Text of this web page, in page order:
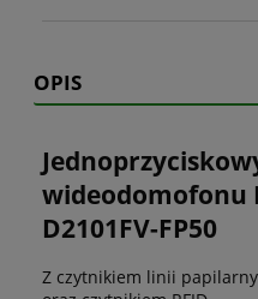
OPIS
wideodomofonu
D2101FV-FP50
Z czytnikiem linii